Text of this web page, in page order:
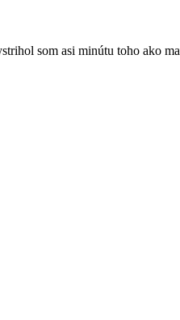
som asi minútu toho ako